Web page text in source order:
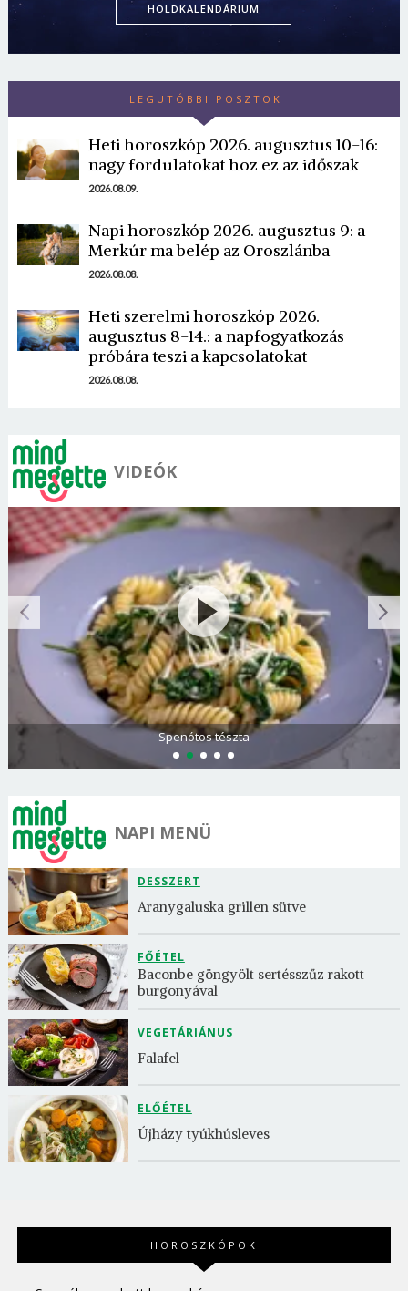
HOLDKALENDÁRIUM
LEGUTÓBBI POSZTOK
Heti horoszkóp 2026. augusztus 10-16:
nagy fordulatokat hoz ez az időszak
2026.08.09.
Napi horoszkóp 2026. augusztus 9: a
Merkúr ma belép az Oroszlánba
2026.08.08.
Heti szerelmi horoszkóp 2026.
augusztus 8-14.: a napfogyatkozás
próbára teszi a kapcsolatokat
2026.08.08.
VIDEÓK
Spenótos tészta
NAPI MENÜ
DESSZERT
Aranygaluska grillen sütve
FŐÉTEL
Baconbe göngyölt sertésszűz rakott
burgonyával
VEGETÁRIÁNUS
Falafel
ELŐÉTEL
Újházy tyúkhúsleves
HOROSZKÓPOK
Borsonline bejelentkezés
E-mail cím vagy felhasználónév
Jelszó